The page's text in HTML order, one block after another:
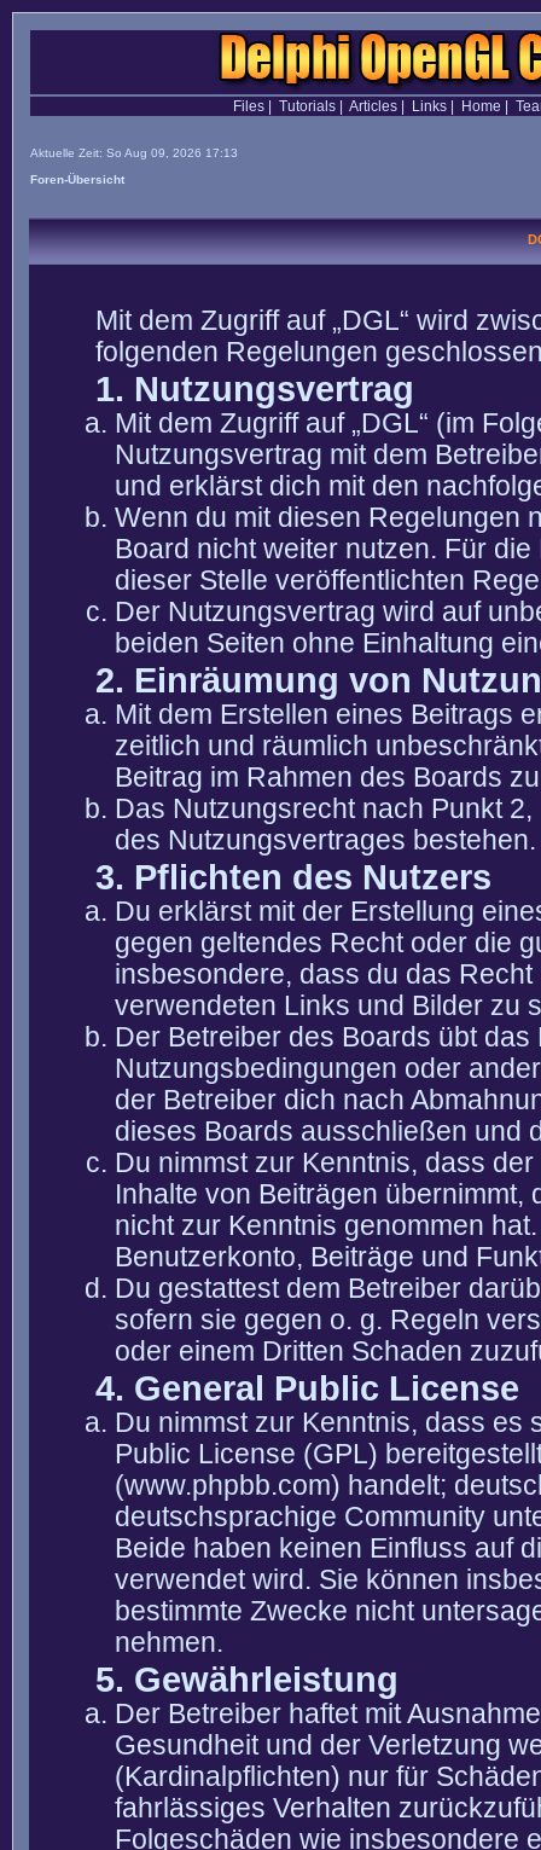
Files| Tutorials| Articles| Links| Home
Aktuelle Zeit: So Aug 09, 2026 17:13
Foren-Übersicht
Mit dem Zugriff auf „DGL“ wird
folgenden Regelungen
1. Nutzungsvertrag
Mit dem Zugriff auf „DGL“ (im
Nutzungsvertrag mit dem
und erklärst dich mit den
Wenn du mit diesen Regelungen
Board nicht weiter nutzen. Für
dieser Stelle veröffentlichten
Der Nutzungsvertrag wird auf
beiden Seiten ohne Einhaltung
2. Einräumung von
Mit dem Erstellen eines Beitrags
zeitlich und räumlich
Beitrag im Rahmen des Boards
Das Nutzungsrecht nach Punkt
des Nutzungsvertrages bestehen.
3. Pflichten des Nutzers
Du erklärst mit der Erstellung
gegen geltendes Recht oder die
insbesondere, dass du das
verwendeten Links und Bilder zu
Der Betreiber des Boards übt
Nutzungsbedingungen oder
der Betreiber dich nach
dieses Boards ausschließen und
Du nimmst zur Kenntnis, dass
Inhalte von Beiträgen übernimmt,
nicht zur Kenntnis genommen
Benutzerkonto, Beiträge und
Du gestattest dem Betreiber
sofern sie gegen o. g. Regeln
oder einem Dritten Schaden
4. General Public License
Du nimmst zur Kenntnis, dass es
Public License (GPL)
(www.phpbb.com) handelt;
deutschsprachige Community
Beide haben keinen Einfluss auf
verwendet wird. Sie können
bestimmte Zwecke nicht
nehmen.
5. Gewährleistung
Der Betreiber haftet mit
Gesundheit und der Verletzung
(Kardinalpflichten) nur für
fahrlässiges Verhalten
Folgeschäden wie insbesondere